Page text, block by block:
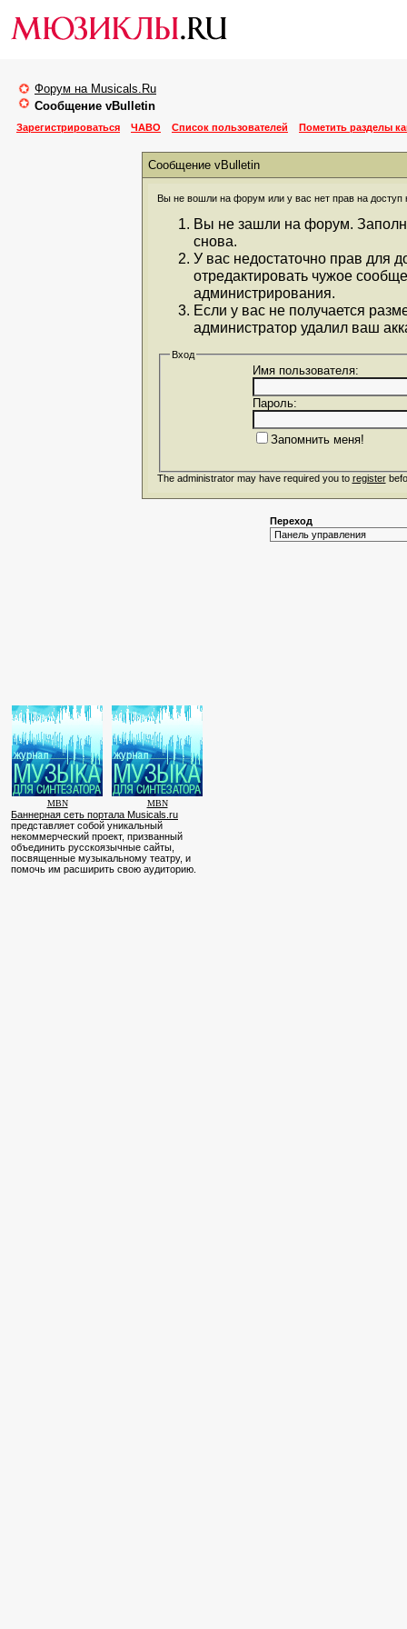
Форум на Musicals.Ru
Сообщение vBulletin
Зарегистрироваться ЧАВО Список пользователей Пометить разделы
Сообщение vBulletin
Вы не вошли на форум или у вас нет прав на доступ
Вы не зашли на форум.
снова.
У вас недостаточно прав для
отредактировать чужое
администрирования.
Если у вас не получается
администратор удалил ваш
Вход
Имя пользователя:
Пароль:
Запомнить меня!
The administrator may have required you to register
Переход
MBN MBN
Баннерная сеть портала Musicals.ru
представляет собой уникальный
некоммерческий проект, призванный
объединить русскоязычные сайты,
посвященные музыкальному театру, и
помочь им расширить свою аудиторию.